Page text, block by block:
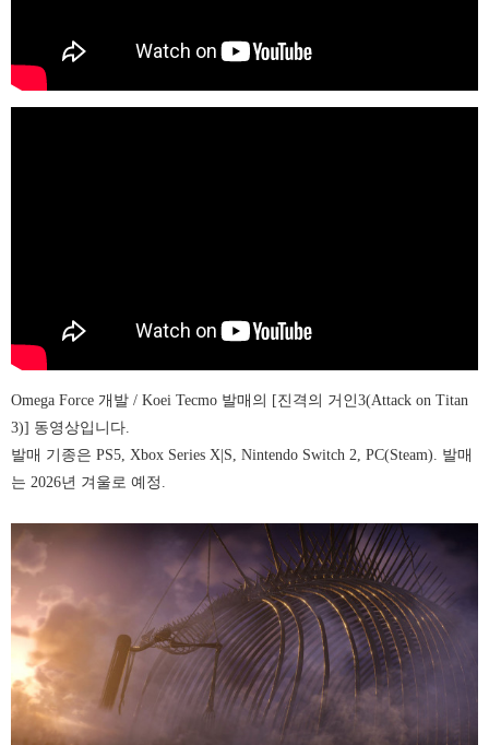
Omega Force 개발 / Koei Tecmo 발매의 [진격의 거인3(Attack on Titan
3)] 동영상입니다.
발매 기종은 PS5, Xbox Series X|S, Nintendo Switch 2, PC(Steam). 발매
는 2026년 겨울로 예정.